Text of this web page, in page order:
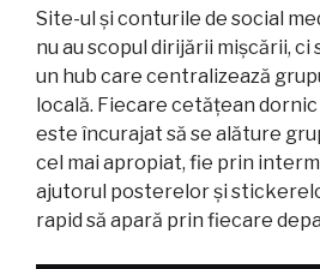
Site-ul și conturile de social
nu au scopul dirijării mișcării, ci
un hub care centralizează
locală. Fiecare cetățean
este încurajat să se alăture
cel mai apropiat, fie prin
ajutorul posterelor și
rapid să apară prin fiecare